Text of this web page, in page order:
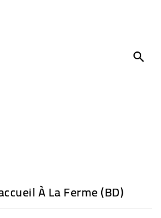
search
À La Ferme (BD)